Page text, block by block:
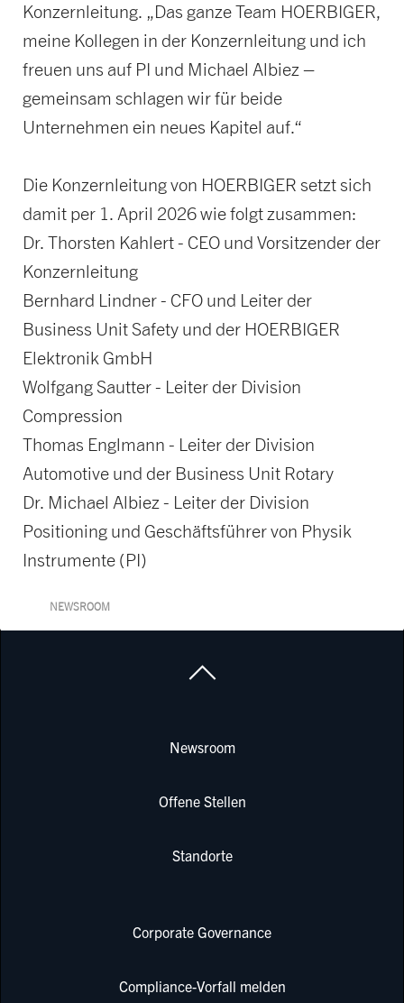
Konzernleitung. „Das ganze Team HOERBIGER,
meine Kollegen in der Konzernleitung und ich
freuen uns auf PI und Michael Albiez –
gemeinsam schlagen wir für beide
Unternehmen ein neues Kapitel auf.“
Die Konzernleitung von HOERBIGER setzt sich
damit per 1. April 2026 wie folgt zusammen:
Dr. Thorsten Kahlert - CEO und Vorsitzender der
Konzernleitung
Bernhard Lindner - CFO und Leiter der
Business Unit Safety und der HOERBIGER
Elektronik GmbH
Wolfgang Sautter - Leiter der Division
Compression
Thomas Englmann - Leiter der Division
Automotive und der Business Unit Rotary
Dr. Michael Albiez - Leiter der Division
Positioning und Geschäftsführer von Physik
Instrumente (PI)
NEWSROOM
Newsroom
Offene Stellen
Standorte
Corporate Governance
Compliance-Vorfall melden